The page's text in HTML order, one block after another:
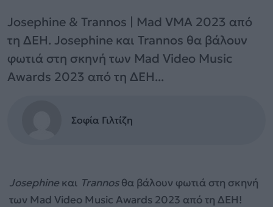
Josephine & Trannos | Mad VMA 2023 από
τη ΔΕΗ. Josephine και Trannos θα βάλουν
φωτιά στη σκηνή των Mad Video Music
Awards 2023 από τη ΔΕΗ...
Σοφία Γιλτίζη
Josephine και Trannosθα βάλουν φωτιά στη σκηνή
των Mad Video Music Awards 2023 από τη ΔΕΗ!